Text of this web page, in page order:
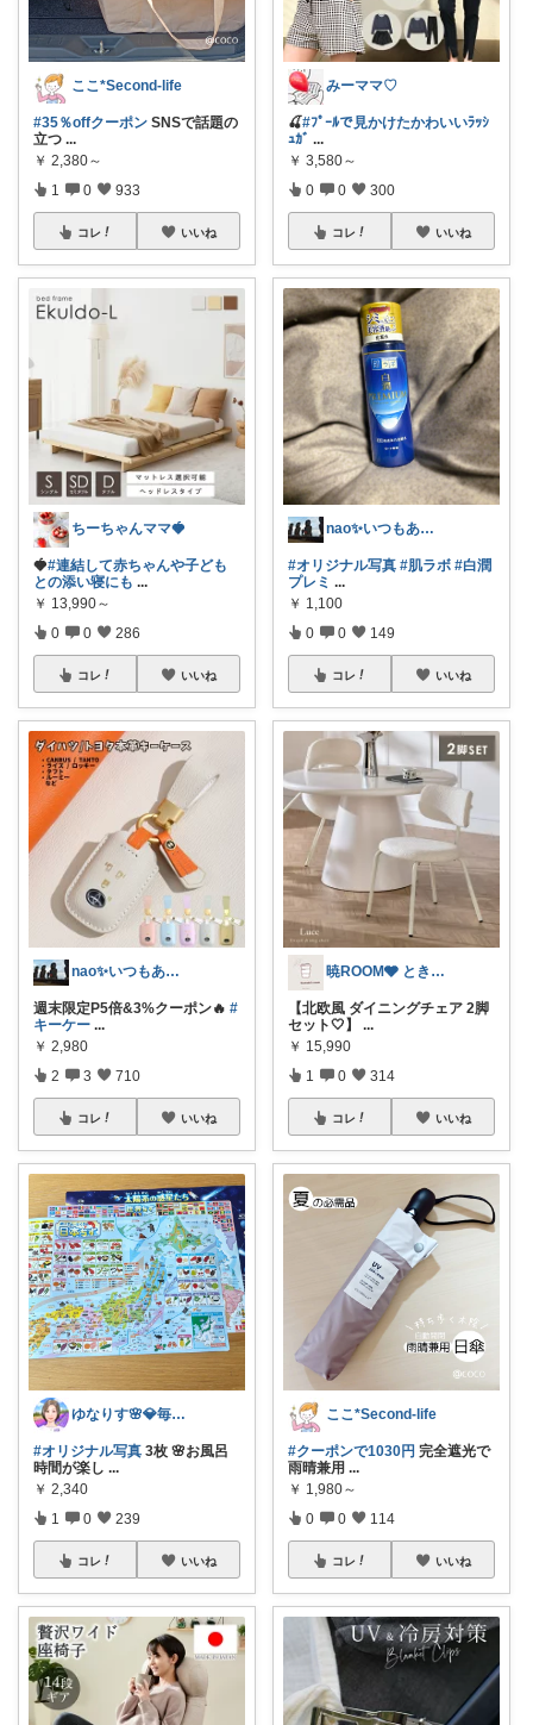
ここ*Second-life
#35％offクーポン SNSで話題の
立つ ...
￥ 2,380～
1 0 933
コレ いいね
ちーちゃんママ🍓
🍓#連結して赤ちゃんや子ども
との添い寝にも ...
￥ 13,990～
0 0 286
コレ いいね
nao✨いつもありがとう😊
週末限定P5倍&3%クーポン🔥 #
キーケー ...
￥ 2,980
2 3 710
コレ いいね
ゆなりす🌸💎毎日投稿💎朝コレ
#オリジナル写真 3枚 🌸お風呂
時間が楽し ...
￥ 2,340
1 0 239
コレ いいね
みーママ♡
🍒#ﾌﾟｰﾙで見かけたかわいいﾗｯｼ
ｭｶﾞ ...
￥ 3,580～
0 0 300
コレ いいね
nao✨いつもありがとう😊
#オリジナル写真 #肌ラボ #白潤
プレミ ...
￥ 1,100
0 0 149
コレ いいね
暁ROOM🩶 ときめく暮らしのセレクト
【北欧風 ダイニングチェア 2脚
セット🤍】
...
￥ 15,990
1 0 314
コレ いいね
ここ*Second-life
#クーポンで1030円 完全遮光で
雨晴兼用 ...
￥ 1,980～
0 0 114
コレ いいね